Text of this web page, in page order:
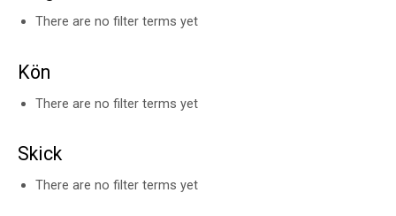
There are no filter terms yet
Kön
There are no filter terms yet
Skick
There are no filter terms yet